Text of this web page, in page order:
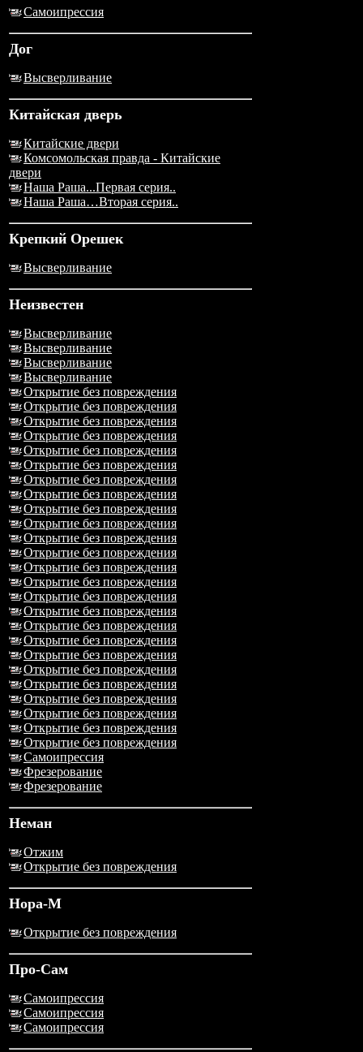
Самоипрессия
Дог
Высверливание
Китайская дверь
Китайские двери
Комсомольская правда - Китайские
двери
Наша Раша...Первая серия..
Наша Раша…Вторая серия..
Крепкий Орешек
Высверливание
Неизвестен
Высверливание
Высверливание
Высверливание
Высверливание
Открытие без повреждения
Открытие без повреждения
Открытие без повреждения
Открытие без повреждения
Открытие без повреждения
Открытие без повреждения
Открытие без повреждения
Открытие без повреждения
Открытие без повреждения
Открытие без повреждения
Открытие без повреждения
Открытие без повреждения
Открытие без повреждения
Открытие без повреждения
Открытие без повреждения
Открытие без повреждения
Открытие без повреждения
Открытие без повреждения
Открытие без повреждения
Открытие без повреждения
Открытие без повреждения
Открытие без повреждения
Открытие без повреждения
Открытие без повреждения
Открытие без повреждения
Самоипрессия
Фрезерование
Фрезерование
Неман
Отжим
Открытие без повреждения
Нора-М
Открытие без повреждения
Про-Сам
Самоипрессия
Самоипрессия
Самоипрессия